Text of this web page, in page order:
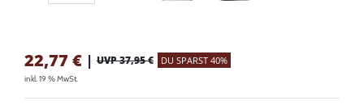
22,77 € | UVP 37,95 € DU SPARST 40%
inkl. 19 % MwSt.